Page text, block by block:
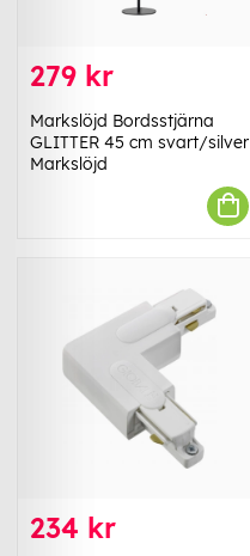
279 kr
Markslöjd Bordsstjärna
GLITTER 45 cm svart/silver
Markslöjd
234 kr